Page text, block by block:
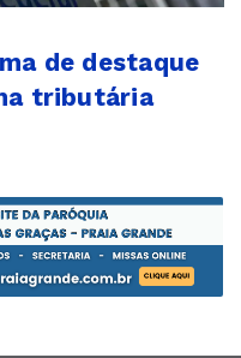
de destaque
tributária